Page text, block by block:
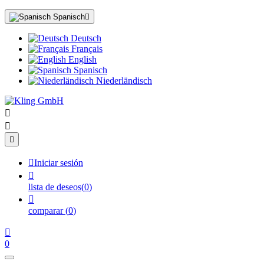
Spanisch
Deutsch
Français
English
Spanisch
Niederländisch



Iniciar sesión

lista de deseos(0)

comparar (0)

0